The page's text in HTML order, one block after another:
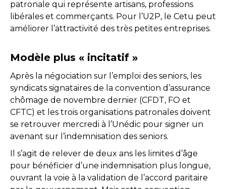
patronale qui représente artisans, professions
libérales et commerçants. Pour l’U2P, le Cetu peut
améliorer l’attractivité des très petites entreprises.
Modèle plus « incitatif »
Après la négociation sur l’emploi des seniors, les
syndicats signataires de la convention d’assurance
chômage de novembre dernier (CFDT, FO et
CFTC) et les trois organisations patronales doivent
se retrouver mercredi à l’Unédic pour signer un
avenant sur l’indemnisation des seniors.
Il s’agit de relever de deux ans les limites d’âge
pour bénéficier d’une indemnisation plus longue,
ouvrant la voie à la validation de l’accord paritaire